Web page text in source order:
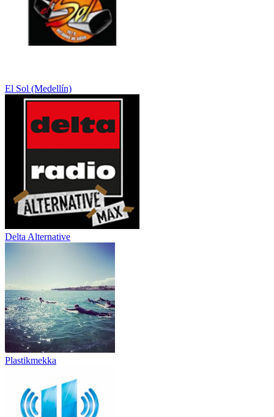
El Sol (Medellín)
Delta Alternative
Plastikmekka